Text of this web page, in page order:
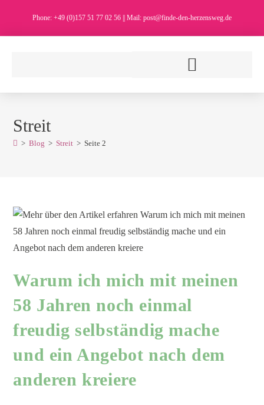
Phone: +49 (0)157 51 77 02 56 || Mail: post@finde-den-herzensweg.de
Streit
> Blog > Streit > Seite 2
Warum ich mich mit meinen
58 Jahren noch einmal
freudig selbständig mache
und ein Angebot nach dem
anderen kreiere